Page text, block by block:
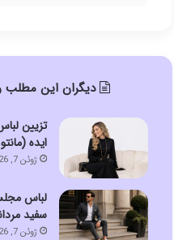
دیگران این مطلب
ایده
ژوئن 7, 2026
لباس
سفید مردانه: 14 ایده
ژوئن 7, 2026